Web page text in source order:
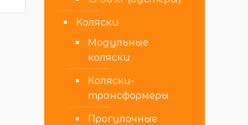
Коляски
Модульные
коляски
Коляски-
трансформеры
Прогулочные